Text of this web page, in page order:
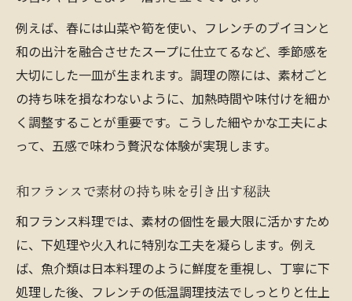
例えば、春には山菜や筍を使い、フレンチのブイヨンと
和の出汁を融合させたスープに仕立てるなど、季節感を
大切にした一皿が生まれます。調理の際には、素材ごと
の持ち味を損なわないように、加熱時間や味付けを細か
く調整することが重要です。こうした細やかな工夫によ
って、五感で味わう贅沢な体験が実現します。
和フランスで素材の持ち味を引き出す秘訣
和フランス料理では、素材の個性を最大限に活かすため
に、下処理や火入れに特別な工夫を凝らします。例え
ば、魚介類は日本料理のように鮮度を重視し、丁寧に下
処理した後、フレンチの低温調理技法でしっとりと仕上